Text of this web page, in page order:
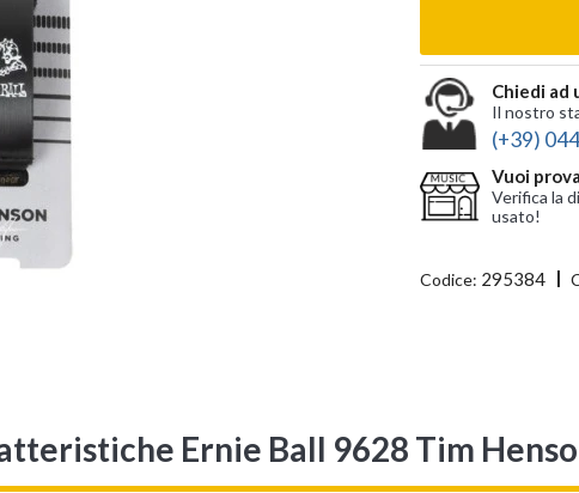
Chiedi ad
Il nostro
(+39)
Vuoi
Verifica la
usato!
Codice: 295384
Ernie Ball 9628 Tim